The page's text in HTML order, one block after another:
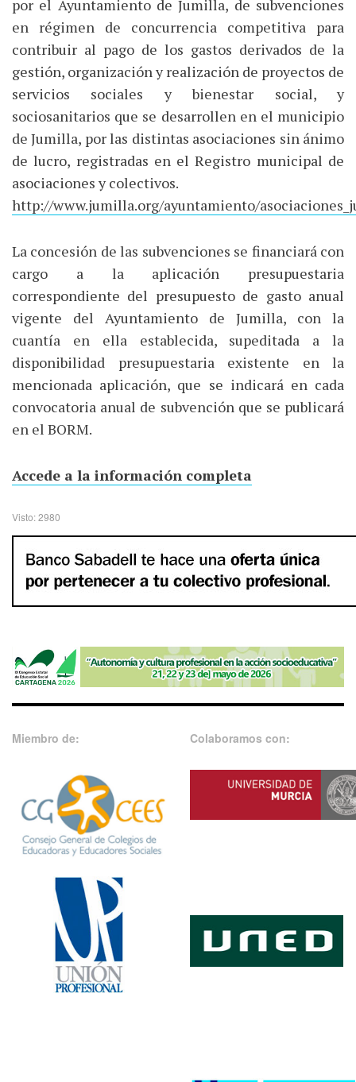
por el Ayuntamiento de Jumilla, de subvenciones
en régimen de concurrencia competitiva para
contribuir al pago de los gastos derivados de la
gestión, organización y realización de proyectos de
servicios sociales y bienestar social, y
sociosanitarios que se desarrollen en el municipio
de Jumilla, por las distintas asociaciones sin ánimo
de lucro, registradas en el Registro municipal de
asociaciones y colectivos.
http://www.jumilla.org/ayuntamiento/
La concesión de las subvenciones se financiará con
cargo a la aplicación presupuestaria
correspondiente del presupuesto de gasto anual
vigente del Ayuntamiento de Jumilla, con la
cuantía en ella establecida, supeditada a la
disponibilidad presupuestaria existente en la
mencionada aplicación, que se indicará en cada
convocatoria anual de subvención que se publicará
en el BORM.
Accede a la información completa
Visto: 2980
Miembro de: Colaboramos con: